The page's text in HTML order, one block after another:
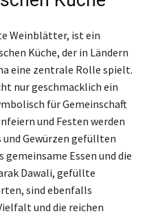
Weinblätter, ist ein
Küche, der in Ländern
eine zentrale Rolle spielt.
nur geschmacklich ein
für Gemeinschaft
und Festen werden
und Gewürzen gefüllten
Essen und die
Dawali, gefüllte
sind ebenfalls
und die reichen